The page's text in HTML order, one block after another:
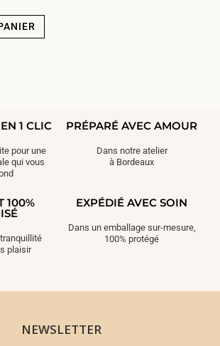
1 CLIC
pour une
qui vous
PRÉPARÉ AVEC AMOUR
Dans notre atelier
à Bordeaux
100%
plaisir
EXPÉDIÉ AVEC SOIN
Dans un emballage sur-mesure,
100% protégé
NEWSLETTER